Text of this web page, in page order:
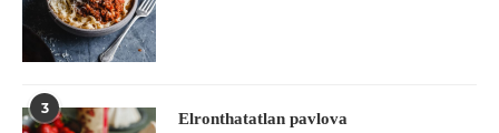
3
Elronthatatlan pavlova